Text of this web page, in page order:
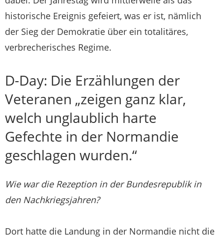
historische Ereignis gefeiert, was er ist, nämlich
der Sieg der Demokratie über ein totalitäres,
verbrecherisches Regime.
D-Day: Die Erzählungen der
Veteranen „zeigen ganz klar,
welch unglaublich harte
Gefechte in der Normandie
geschlagen wurden.“
Wie war die Rezeption in der Bundesrepublik in
den Nachkriegsjahren?
Dort hatte die Landung in der Normandie nicht die